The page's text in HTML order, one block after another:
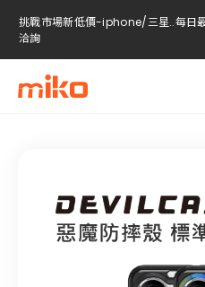
挑戰市場新低價-iphone/三星..每日
洽詢
挑戰市場新低價-iphone/三星..每日
洽詢
挑戰市場新低價-iphone/三星..每日